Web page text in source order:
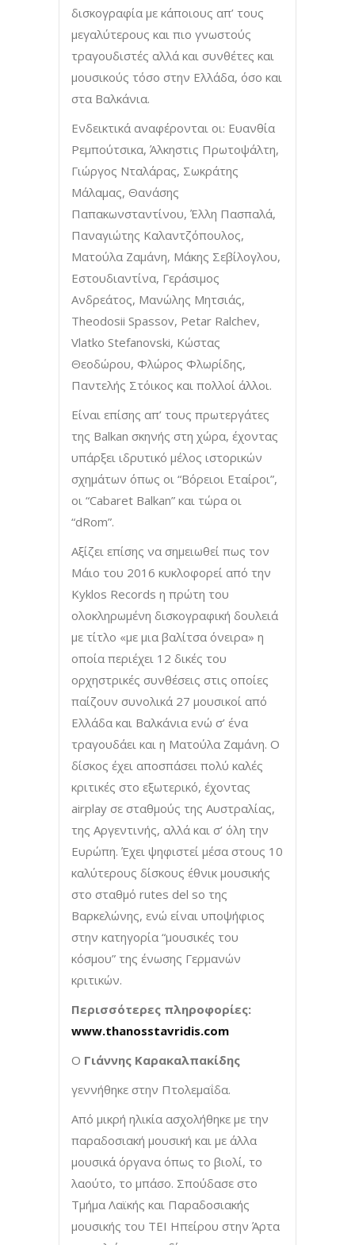
δισκογραφία με κάποιους απ’ τους
μεγαλύτερους και πιο γνωστούς
τραγουδιστές αλλά και συνθέτες και
μουσικούς τόσο στην Ελλάδα, όσο και
στα Βαλκάνια.
Ενδεικτικά αναφέρονται οι: Ευανθία
Ρεμπούτσικα, Άλκηστις Πρωτοψάλτη,
Γιώργος Νταλάρας, Σωκράτης
Μάλαμας, Θανάσης
Παπακωνσταντίνου, Έλλη Πασπαλά,
Παναγιώτης Καλαντζόπουλος,
Ματούλα Ζαμάνη, Μάκης Σεβίλογλου,
Εστουδιαντίνα, Γεράσιμος
Ανδρεάτος, Μανώλης Μητσιάς,
Theodosii Spassov, Petar Ralchev,
Vlatko Stefanovski, Κώστας
Θεοδώρου, Φλώρος Φλωρίδης,
Παντελής Στόικος και πολλοί άλλοι.
Είναι επίσης απ’ τους πρωτεργάτες
της Balkan σκηνής στη χώρα, έχοντας
υπάρξει ιδρυτικό μέλος ιστορικών
σχημάτων όπως οι “Βόρειοι Εταίροι”,
οι “Cabaret Balkan” και τώρα οι
“dRom”.
Αξίζει επίσης να σημειωθεί πως τον
Μάιο του 2016 κυκλοφορεί από την
Kyklos Records η πρώτη του
ολοκληρωμένη δισκογραφική δουλειά
με τίτλο «με μια βαλίτσα όνειρα» η
οποία περιέχει 12 δικές του
ορχηστρικές συνθέσεις στις οποίες
παίζουν συνολικά 27 μουσικοί από
Ελλάδα και Βαλκάνια ενώ σ’ ένα
τραγουδάει και η Ματούλα Ζαμάνη. Ο
δίσκος έχει αποσπάσει πολύ καλές
κριτικές στο εξωτερικό, έχοντας
airplay σε σταθμούς της Αυστραλίας,
της Αργεντινής, αλλά και σ’ όλη την
Ευρώπη. Έχει ψηφιστεί μέσα στους 10
καλύτερους δίσκους έθνικ μουσικής
στο σταθμό rutes del so της
Βαρκελώνης, ενώ είναι υποψήφιος
στην κατηγορία “μουσικές του
κόσμου” της ένωσης Γερμανών
κριτικών.
Περισσότερες πληροφορίες:
www.thanosstavridis.com
Ο Γιάννης Καρακαλπακίδης
γεννήθηκε στην Πτολεμαΐδα.
Από μικρή ηλικία ασχολήθηκε με την
παραδοσιακή μουσική και με άλλα
μουσικά όργανα όπως το βιολί, το
λαούτο, το μπάσο. Σπούδασε στο
Τμήμα Λαϊκής και Παραδοσιακής
μουσικής του ΤΕΙ Ηπείρου στην Άρτα